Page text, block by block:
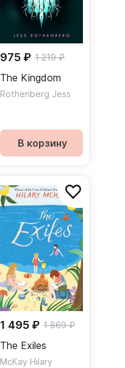
975 ₽ 1 219 ₽
The Kingdom
Rothenberg Jess
В корзину
1 495 ₽ 1 869 ₽
The Exiles
McKay Hilary